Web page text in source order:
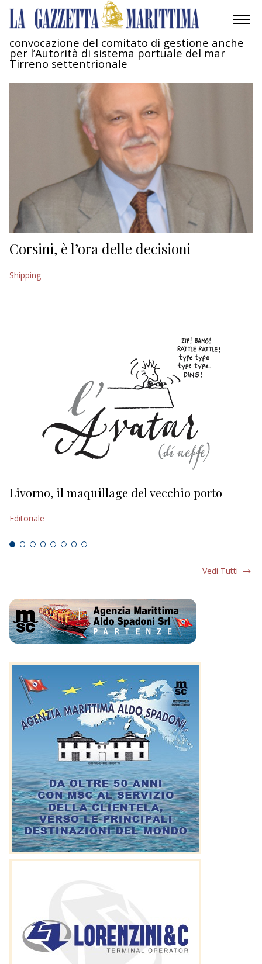
AMBIENTE
MOBILITÀ
TURISMO
CULTURA
NAUTICA
EDITORIALI
convocazione del comitato di gestione anche
per l’Autorità di sistema portuale del mar
Tirreno settentrionale
Corsini, è l’ora delle decisioni
Shipping
Livorno, il maquillage del vecchio porto
Editoriale
Vedi Tutti